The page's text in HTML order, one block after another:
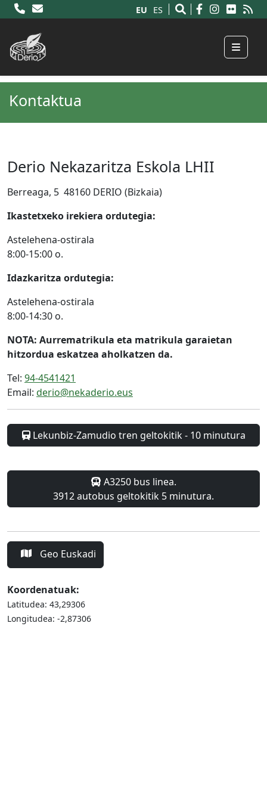
EU ES
Menu
Kontaktua
Derio Nekazaritza Eskola LHII
Berreaga, 5 48160 DERIO (Bizkaia)
Ikastetxeko irekiera ordutegia:
Astelehena-ostirala
8:00-15:00 o.
Idazkaritza ordutegia:
Astelehena-ostirala
8:00-14:30 o.
NOTA: Aurrematrikula eta matrikula garaietan
hitzordua eskatzea aholkatzen da.
Tel: 94-4541421
Email: derio@nekaderio.eus
Lekunbiz-Zamudio tren geltokitik - 10 minutura
A3250 bus linea.
3912 autobus geltokitik 5 minutura.
Geo Euskadi
Koordenatuak:
Latitudea: 43,29306
Longitudea: -2,87306